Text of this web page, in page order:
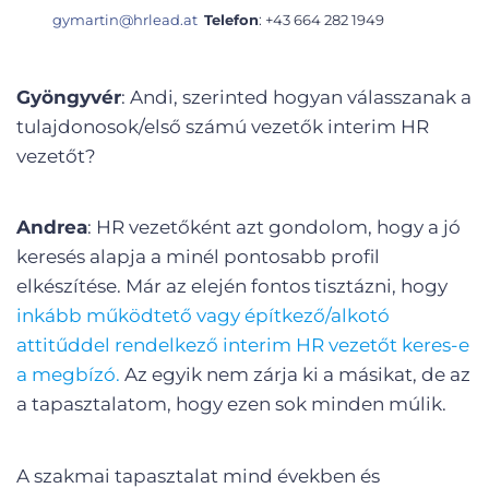
gymartin@hrlead.at Telefon: +43 664 282 1949
Gyöngyvér: Andi, szerinted hogyan válasszanak a
tulajdonosok/első számú vezetők interim HR
vezetőt?
Andrea: HR vezetőként azt gondolom, hogy a jó
keresés alapja a minél pontosabb profil
elkészítése. Már az elején fontos tisztázni, hogy
inkább működtető vagy építkező/alkotó
attitűddel rendelkező interim HR vezetőt keres-e
a megbízó. Az egyik nem zárja ki a másikat, de az
a tapasztalatom, hogy ezen sok minden múlik.
A szakmai tapasztalat mind években és